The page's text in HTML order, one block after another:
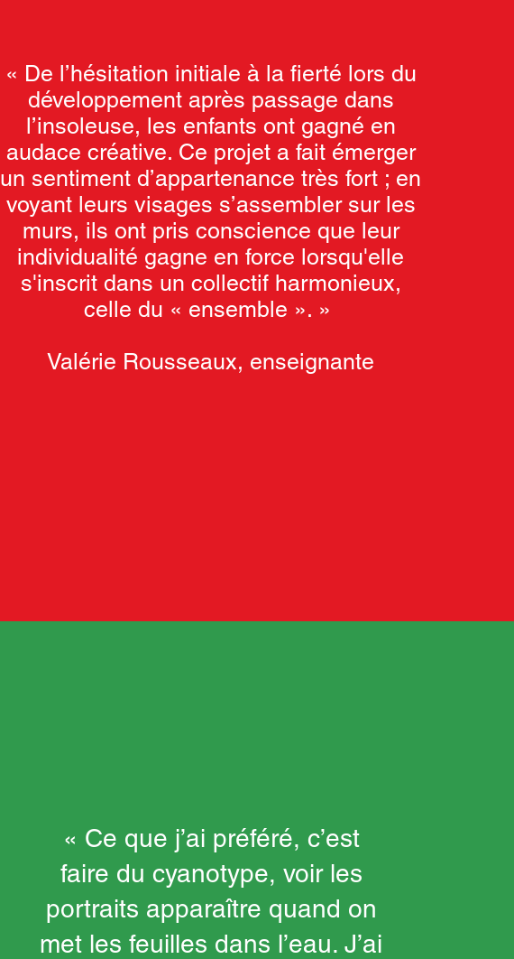
« De l’hésitation initiale à la fierté lors du
développement après passage dans
l’insoleuse, les enfants ont gagné en
audace créative. Ce projet a fait émerger
un sentiment d’appartenance très fort ; en
voyant leurs visages s’assembler sur les
murs, ils ont pris conscience que leur
individualité gagne en force lorsqu'elle
s'inscrit dans un collectif harmonieux,
celle du « ensemble ». »
Valérie Rousseaux, enseignante
« Ce que j’ai préféré, c’est
faire du cyanotype, voir les
portraits apparaître quand on
met les feuilles dans l’eau. J’ai